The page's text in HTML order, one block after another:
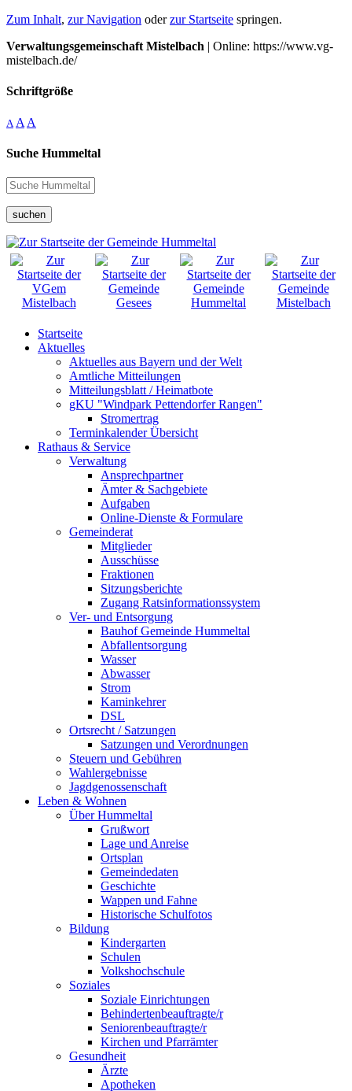
Zum Inhalt, zur Navigation oderzur Startseite springen.
Verwaltungsgemeinschaft Mistelbach | Online: https://www.vg-
mistelbach.de/
Schriftgröße
A A A
Suche Hummeltal
suchen
Startseite
Aktuelles
Aktuelles aus Bayern und der Welt
Amtliche Mitteilungen
Mitteilungsblatt / Heimatbote
gKU "Windpark Pettendorfer Rangen"
Stromertrag
Terminkalender Übersicht
Rathaus & Service
Verwaltung
Ansprechpartner
Ämter & Sachgebiete
Aufgaben
Online-Dienste & Formulare
Gemeinderat
Mitglieder
Ausschüsse
Fraktionen
Sitzungsberichte
Zugang Ratsinformationssystem
Ver- und Entsorgung
Bauhof Gemeinde Hummeltal
Abfallentsorgung
Wasser
Abwasser
Strom
Kaminkehrer
DSL
Ortsrecht / Satzungen
Satzungen und Verordnungen
Steuern und Gebühren
Wahlergebnisse
Jagdgenossenschaft
Leben & Wohnen
Über Hummeltal
Grußwort
Lage und Anreise
Ortsplan
Gemeindedaten
Geschichte
Wappen und Fahne
Historische Schulfotos
Bildung
Kindergarten
Schulen
Volkshochschule
Soziales
Soziale Einrichtungen
Behindertenbeauftragte/r
Seniorenbeauftragte/r
Kirchen und Pfarrämter
Gesundheit
Ärzte
Apotheken